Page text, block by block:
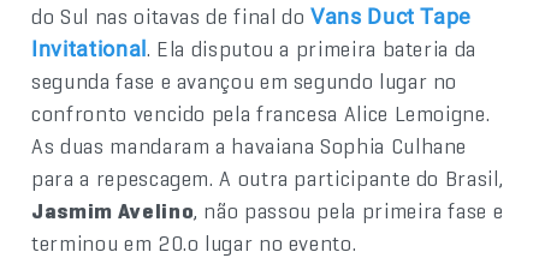
do Sul nas oitavas de final doVans Duct Tape
Invitational . Ela disputou a primeira bateria da
segunda fase e avançou em segundo lugar no
confronto vencido pela francesa Alice Lemoigne.
As duas mandaram a havaiana Sophia Culhane
para a repescagem. A outra participante do Brasil,
Jasmim Avelino, não passou pela primeira fase e
terminou em 20.o lugar no evento.